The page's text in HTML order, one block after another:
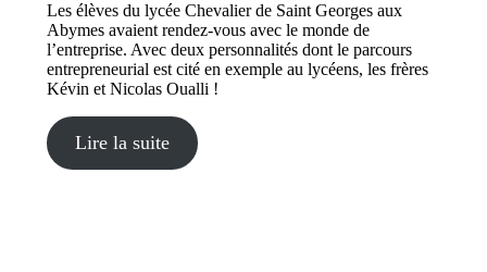
Les élèves du lycée Chevalier de Saint Georges aux
Abymes avaient rendez-vous avec le monde de
l’entreprise. Avec deux personnalités dont le parcours
entrepreneurial est cité en exemple au lycéens, les frères
Kévin et Nicolas Oualli !
Lire la suite